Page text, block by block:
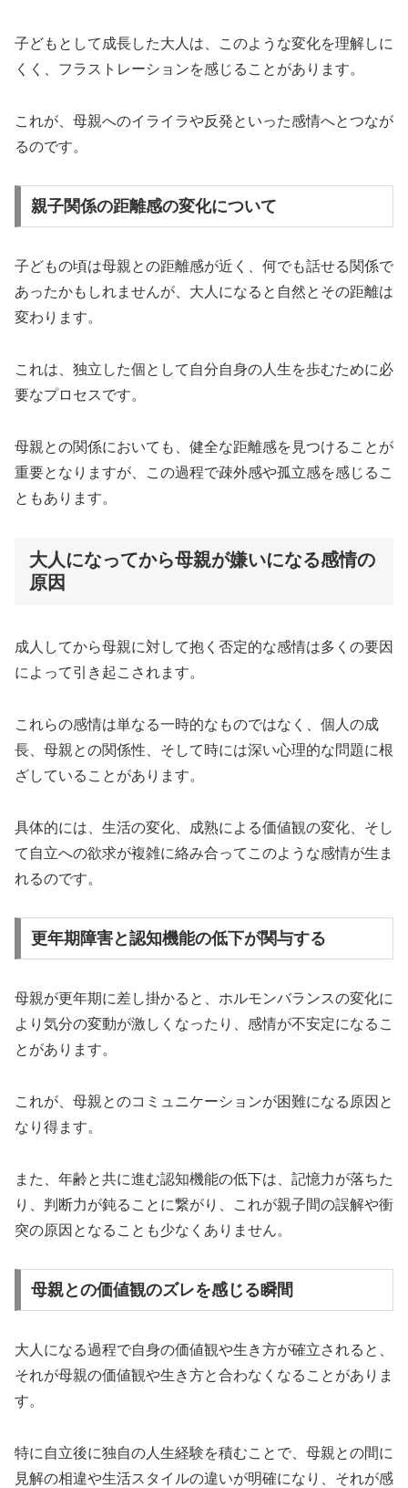
子どもとして成長した大人は、このような変化を理解しに
くく、フラストレーションを感じることがあります。
これが、母親へのイライラや反発といった感情へとつなが
るのです。
親子関係の距離感の変化について
子どもの頃は母親との距離感が近く、何でも話せる関係で
あったかもしれませんが、大人になると自然とその距離は
変わります。
これは、独立した個として自分自身の人生を歩むために必
要なプロセスです。
母親との関係においても、健全な距離感を見つけることが
重要となりますが、この過程で疎外感や孤立感を感じるこ
ともあります。
大人になってから母親が嫌いになる感情の
原因
成人してから母親に対して抱く否定的な感情は多くの要因
によって引き起こされます。
これらの感情は単なる一時的なものではなく、個人の成
長、母親との関係性、そして時には深い心理的な問題に根
ざしていることがあります。
具体的には、生活の変化、成熟による価値観の変化、そし
て自立への欲求が複雑に絡み合ってこのような感情が生ま
れるのです。
更年期障害と認知機能の低下が関与する
母親が更年期に差し掛かると、ホルモンバランスの変化に
より気分の変動が激しくなったり、感情が不安定になるこ
とがあります。
これが、母親とのコミュニケーションが困難になる原因と
なり得ます。
また、年齢と共に進む認知機能の低下は、記憶力が落ちた
り、判断力が鈍ることに繋がり、これが親子間の誤解や衝
突の原因となることも少なくありません。
母親との価値観のズレを感じる瞬間
大人になる過程で自身の価値観や生き方が確立されると、
それが母親の価値観や生き方と合わなくなることがありま
す。
特に自立後に独自の人生経験を積むことで、母親との間に
見解の相違や生活スタイルの違いが明確になり、それが感